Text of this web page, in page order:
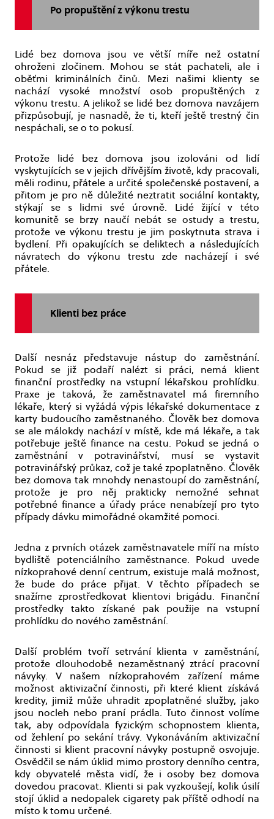
Po propuštění z výkonu trestu
Lidé bez domova jsou ve větší míře než ostatní
ohroženi zločinem. Mohou se stát pachateli, ale i
oběťmi kriminálních činů. Mezi našimi klienty se
nachází vysoké množství osob propuštěných z
výkonu trestu. A jelikož se lidé bez domova navzájem
přizpůsobují, je nasnadě, že ti, kteří ještě trestný čin
nespáchali, se o to pokusí.
Protože lidé bez domova jsou izolováni od lidí
vyskytujících se v jejich dřívějším životě, kdy pracovali,
měli rodinu, přátele a určité společenské postavení, a
přitom je pro ně důležité neztratit sociální kontakty,
stýkají se s lidmi své úrovně. Lidé žijící v této
komunitě se brzy naučí nebát se ostudy a trestu,
protože ve výkonu trestu je jim poskytnuta strava i
bydlení. Při opakujících se deliktech a následujících
návratech do výkonu trestu zde nacházejí i své
přátele.
Klienti bez práce
Další nesnáz představuje nástup do zaměstnání.
Pokud se již podaří nalézt si práci, nemá klient
finanční prostředky na vstupní lékařskou prohlídku.
Praxe je taková, že zaměstnavatel má firemního
lékaře, který si vyžádá výpis lékařské dokumentace z
karty budoucího zaměstnaného. Člověk bez domova
se ale málokdy nachází v místě, kde má lékaře, a tak
potřebuje ještě finance na cestu. Pokud se jedná o
zaměstnání v potravinářství, musí se vystavit
potravinářský průkaz, což je také zpoplatněno. Člověk
bez domova tak mnohdy nenastoupí do zaměstnání,
protože je pro něj prakticky nemožné sehnat
potřebné finance a úřady práce nenabízejí pro tyto
případy dávku mimořádné okamžité pomoci.
Jedna z prvních otázek zaměstnavatele míří na místo
bydliště potenciálního zaměstnance. Pokud uvede
nízkoprahové denní centrum, existuje malá možnost,
že bude do práce přijat. V těchto případech se
snažíme zprostředkovat klientovi brigádu. Finanční
prostředky takto získané pak použije na vstupní
prohlídku do nového zaměstnání.
Další problém tvoří setrvání klienta v zaměstnání,
protože dlouhodobě nezaměstnaný ztrácí pracovní
návyky. V našem nízkoprahovém zařízení máme
možnost aktivizační činnosti, při které klient získává
kredity, jimiž může uhradit zpoplatněné služby, jako
jsou nocleh nebo praní prádla. Tuto činnost volíme
tak, aby odpovídala fyzickým schopnostem klienta,
od žehlení po sekání trávy. Vykonáváním aktivizační
činnosti si klient pracovní návyky postupně osvojuje.
Osvědčil se nám úklid mimo prostory denního centra,
kdy obyvatelé města vidí, že i osoby bez domova
dovedou pracovat. Klienti si pak vyzkoušejí, kolik úsilí
stojí úklid a nedopalek cigarety pak příště odhodí na
místo k tomu určené.